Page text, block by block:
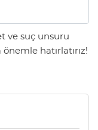
ve suç unsuru
hatırlatırız!